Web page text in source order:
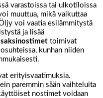
varastoissa tai ulkotiloissa
muuttua, mikä vaikuttaa
voi vaatia esilämmitystä
ja lisää
saksinostimet toimivat
kunhan niiden
erityisvaatimuksia.
paremmin sään vaihteluita
nostimet voidaan